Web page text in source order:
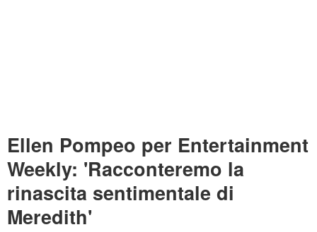
Ellen Pompeo per Entertainment
Weekly: 'Racconteremo la
rinascita sentimentale di
Meredith'